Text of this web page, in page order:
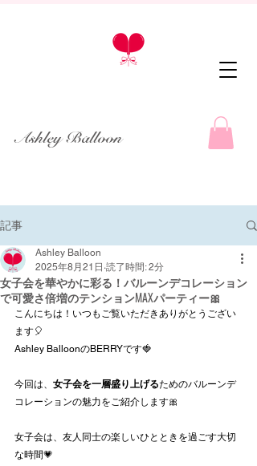
Ashley Balloon
記事
女子会を華やかに彩る！バルーンデコレーション
で可愛さ倍増のテンションMAXパーティー🎀
Ashley Balloon
2025年8月21日 読了時間: 2分
こんにちは！いつもご覧いただきありがとうござい
ます🎈
Ashley BalloonのBERRYです🍓
今回は、 女子会を一層盛り上げるためのバルーンデ
コレーションの魅力をご紹介します🎀
女子会は、友人同士の楽しいひとときを過ごす大切
な時間💗